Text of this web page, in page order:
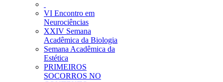
VI Encontro em
Neurociências
XXIV Semana
Acadêmica da Biologia
Semana Acadêmica da
Estética
PRIMEIROS
SOCORROS NO